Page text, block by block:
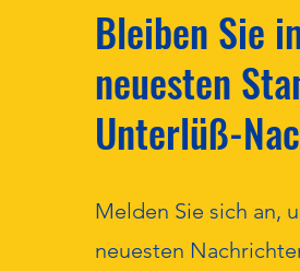
Kampfgeist! ⚽️
Bleiben Sie
neuesten
Unterlüß-
Melden Sie sich an,
neuesten